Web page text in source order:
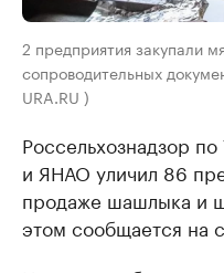
2 предприятия закупали
сопроводительных
URA.RU )
Россельхознадзор
и ЯНАО уличил 86
продаже шашлыка и
этом сообщается на